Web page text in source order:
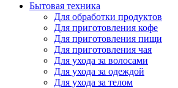
Бытовая техника
Для обработки продуктов
Для приготовления кофе
Для приготовления пищи
Для приготовления чая
Для ухода за волосами
Для ухода за одеждой
Для ухода за телом